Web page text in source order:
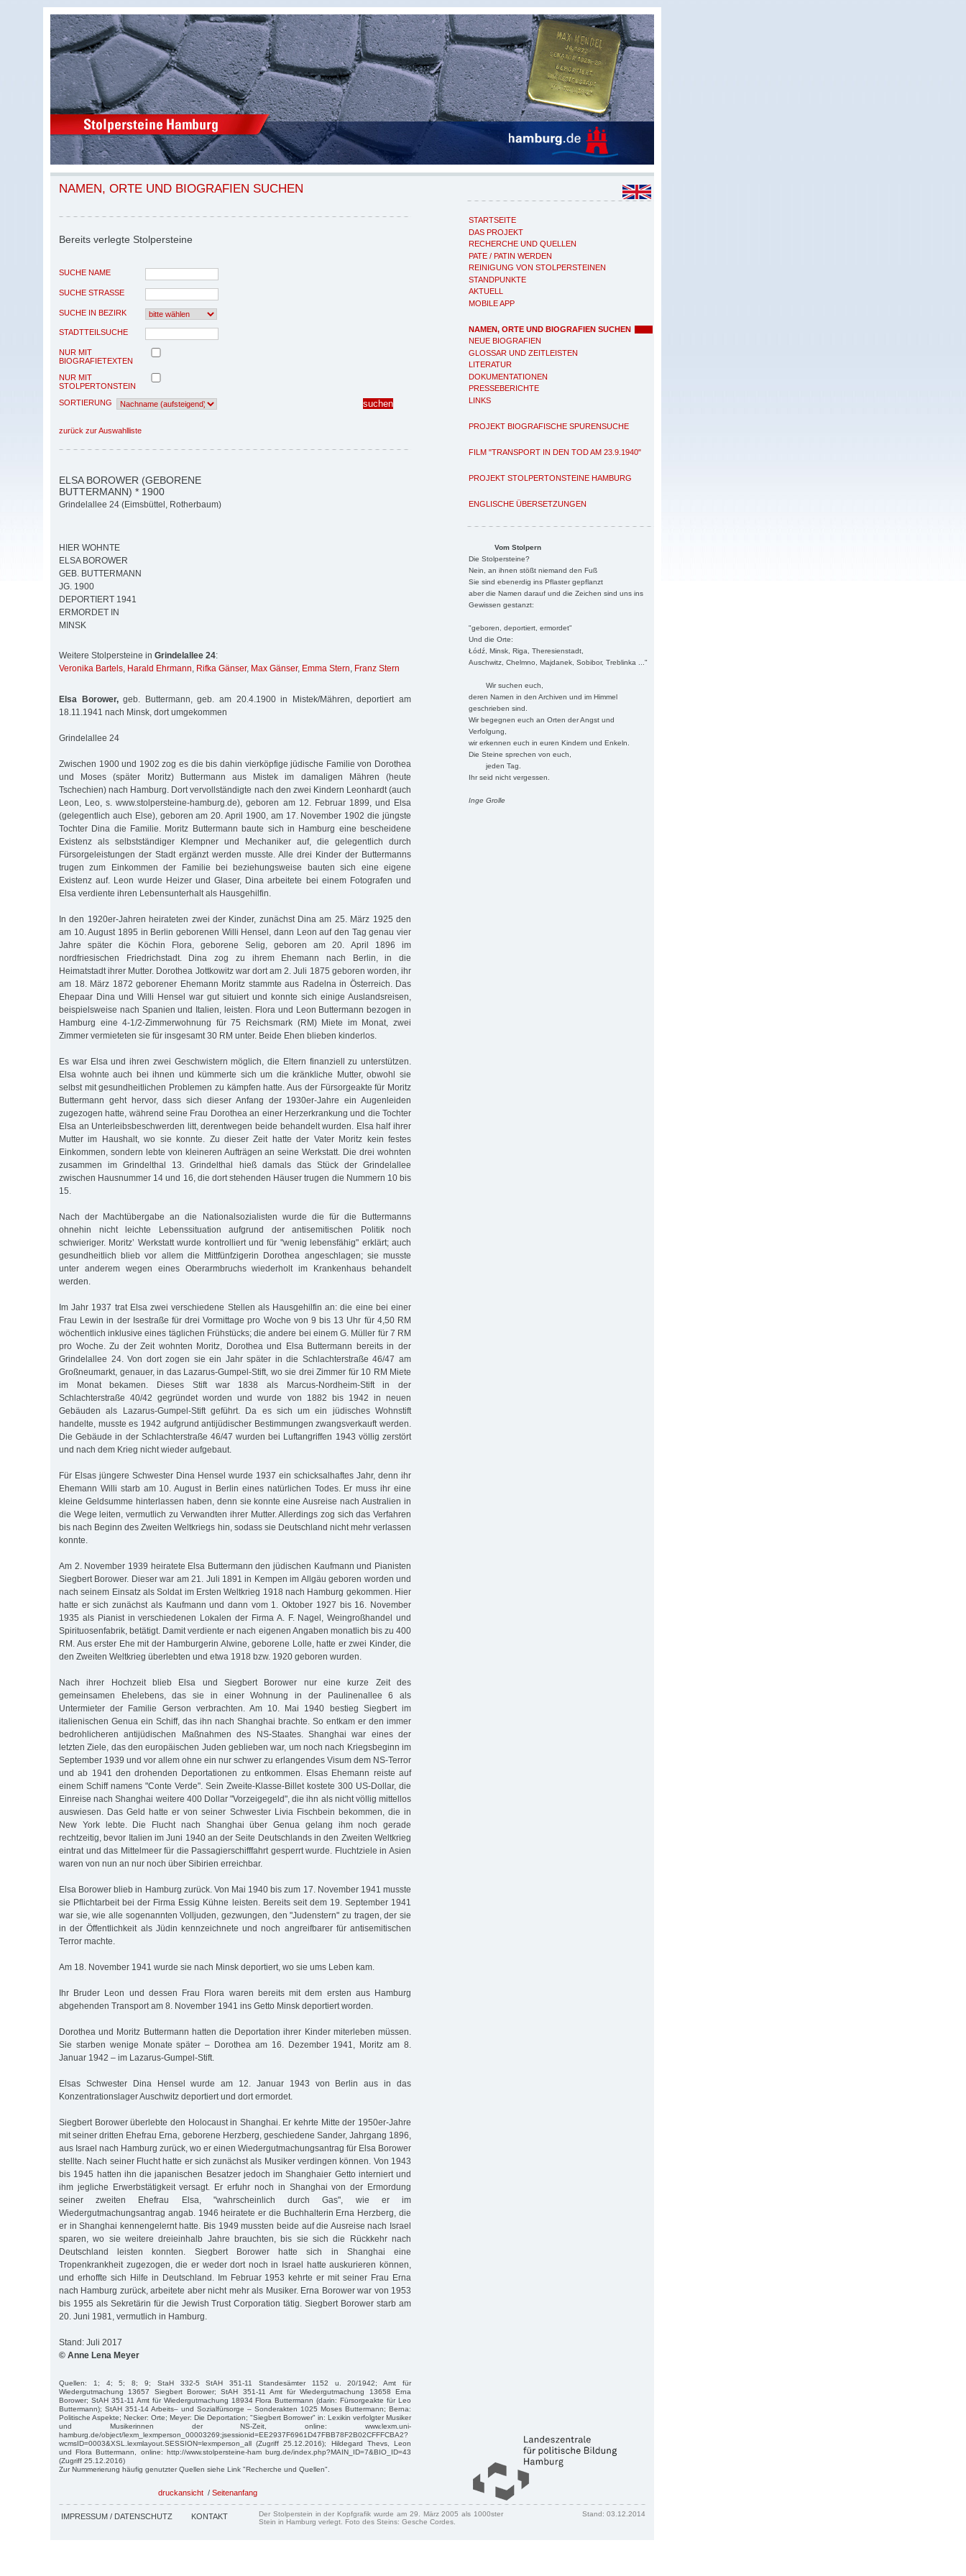
STARTSEITE
DAS PROJEKT
RECHERCHE UND QUELLEN
PATE / PATIN WERDEN
REINIGUNG VON STOLPERSTEINEN
STANDPUNKTE
AKTUELL
MOBILE APP
NAMEN, ORTE UND BIOGRAFIEN SUCHEN
NEUE BIOGRAFIEN
GLOSSAR UND ZEITLEISTEN
LITERATUR
DOKUMENTATIONEN
PRESSEBERICHTE
LINKS
PROJEKT BIOGRAFISCHE SPURENSUCHE
FILM "TRANSPORT IN DEN TOD AM 23.9.1940"
PROJEKT STOLPERTONSTEINE HAMBURG
ENGLISCHE ÜBERSETZUNGEN
Vom Stolpern
Die Stolpersteine?
Nein, an ihnen stößt niemand den Fuß
Sie sind ebenerdig ins Pflaster gepflanzt
aber die Namen darauf und die Zeichen sind uns ins
Gewissen gestanzt:
"geboren, deportiert, ermordet"
Und die Orte:
Łódź, Minsk, Riga, Theresienstadt,
Auschwitz, Chelmno, Majdanek, Sobibor, Treblinka ..."
Wir suchen euch,
deren Namen in den Archiven und im Himmel
geschrieben sind.
Wir begegnen euch an Orten der Angst und
Verfolgung,
wir erkennen euch in euren Kindern und Enkeln.
Die Steine sprechen von euch,
jeden Tag.
Ihr seid nicht vergessen.
Inge Grolle
NAMEN, ORTE UND BIOGRAFIEN SUCHEN
Bereits verlegte Stolpersteine
SUCHE NAME
SUCHE STRASSE
SUCHE IN BEZIRK
STADTTEILSUCHE
NUR MIT
BIOGRAFIETEXTEN
NUR MIT
STOLPERTONSTEIN
SORTIERUNG
zurück zur Auswahlliste
ELSA BOROWER (GEBORENE
BUTTERMANN) * 1900
Grindelallee 24 (Eimsbüttel, Rotherbaum)
HIER WOHNTE
ELSA BOROWER
GEB. BUTTERMANN
JG. 1900
DEPORTIERT 1941
ERMORDET IN
MINSK
Weitere Stolpersteine in Grindelallee 24:
Veronika Bartels, Harald Ehrmann, Rifka Gänser, Max Gänser, Emma Stern, Franz Stern
Elsa Borower,geb. Buttermann, geb. am 20.4.1900 in Mistek/Mähren, deportiert am
18.11.1941 nach Minsk, dort umgekommen
Grindelallee 24
Zwischen 1900 und 1902 zog es die bis dahin vierköpfige jüdische Familie von Dorothea
und Moses (später Moritz) Buttermann aus Mistek im damaligen Mähren (heute
Tschechien) nach Hamburg. Dort vervollständigte nach den zwei Kindern Leonhardt (auch
Leon, Leo, s. www.stolpersteine-hamburg.de), geboren am 12. Februar 1899, und Elsa
(gelegentlich auch Else), geboren am 20. April 1900, am 17. November 1902 die jüngste
Tochter Dina die Familie. Moritz Buttermann baute sich in Hamburg eine bescheidene
Existenz als selbstständiger Klempner und Mechaniker auf, die gelegentlich durch
Fürsorgeleistungen der Stadt ergänzt werden musste. Alle drei Kinder der Buttermanns
trugen zum Einkommen der Familie bei beziehungsweise bauten sich eine eigene
Existenz auf. Leon wurde Heizer und Glaser, Dina arbeitete bei einem Fotografen und
Elsa verdiente ihren Lebensunterhalt als Hausgehilfin.
In den 1920er-Jahren heirateten zwei der Kinder, zunächst Dina am 25. März 1925 den
am 10. August 1895 in Berlin geborenen Willi Hensel, dann Leon auf den Tag genau vier
Jahre später die Köchin Flora, geborene Selig, geboren am 20. April 1896 im
nordfriesischen Friedrichstadt. Dina zog zu ihrem Ehemann nach Berlin, in die
Heimatstadt ihrer Mutter. Dorothea Jottkowitz war dort am 2. Juli 1875 geboren worden, ihr
am 18. März 1872 geborener Ehemann Moritz stammte aus Radelna in Österreich. Das
Ehepaar Dina und Willi Hensel war gut situiert und konnte sich einige Auslandsreisen,
beispielsweise nach Spanien und Italien, leisten. Flora und Leon Buttermann bezogen in
Hamburg eine 4-1/2-Zimmerwohnung für 75 Reichsmark (RM) Miete im Monat, zwei
Zimmer vermieteten sie für insgesamt 30 RM unter. Beide Ehen blieben kinderlos.
Es war Elsa und ihren zwei Geschwistern möglich, die Eltern finanziell zu unterstützen.
Elsa wohnte auch bei ihnen und kümmerte sich um die kränkliche Mutter, obwohl sie
selbst mit gesundheitlichen Problemen zu kämpfen hatte. Aus der Fürsorgeakte für Moritz
Buttermann geht hervor, dass sich dieser Anfang der 1930er-Jahre ein Augenleiden
zugezogen hatte, während seine Frau Dorothea an einer Herzerkrankung und die Tochter
Elsa an Unterleibsbeschwerden litt, derentwegen beide behandelt wurden. Elsa half ihrer
Mutter im Haushalt, wo sie konnte. Zu dieser Zeit hatte der Vater Moritz kein festes
Einkommen, sondern lebte von kleineren Aufträgen an seine Werkstatt. Die drei wohnten
zusammen im Grindelthal 13. Grindelthal hieß damals das Stück der Grindelallee
zwischen Hausnummer 14 und 16, die dort stehenden Häuser trugen die Nummern 10 bis
15.
Nach der Machtübergabe an die Nationalsozialisten wurde die für die Buttermanns
ohnehin nicht leichte Lebenssituation aufgrund der antisemitischen Politik noch
schwieriger. Moritz’ Werkstatt wurde kontrolliert und für "wenig lebensfähig" erklärt; auch
gesundheitlich blieb vor allem die Mittfünfzigerin Dorothea angeschlagen; sie musste
unter anderem wegen eines Oberarmbruchs wiederholt im Krankenhaus behandelt
werden.
Im Jahr 1937 trat Elsa zwei verschiedene Stellen als Hausgehilfin an: die eine bei einer
Frau Lewin in der Isestraße für drei Vormittage pro Woche von 9 bis 13 Uhr für 4,50 RM
wöchentlich inklusive eines täglichen Frühstücks; die andere bei einem G. Müller für 7 RM
pro Woche. Zu der Zeit wohnten Moritz, Dorothea und Elsa Buttermann bereits in der
Grindelallee 24. Von dort zogen sie ein Jahr später in die Schlachterstraße 46/47 am
Großneumarkt, genauer, in das Lazarus-Gumpel-Stift, wo sie drei Zimmer für 10 RM Miete
im Monat bekamen. Dieses Stift war 1838 als Marcus-Nordheim-Stift in der
Schlachterstraße 40/42 gegründet worden und wurde von 1882 bis 1942 in neuen
Gebäuden als Lazarus-Gumpel-Stift geführt. Da es sich um ein jüdisches Wohnstift
handelte, musste es 1942 aufgrund antijüdischer Bestimmungen zwangsverkauft werden.
Die Gebäude in der Schlachterstraße 46/47 wurden bei Luftangriffen 1943 völlig zerstört
und nach dem Krieg nicht wieder aufgebaut.
Für Elsas jüngere Schwester Dina Hensel wurde 1937 ein schicksalhaftes Jahr, denn ihr
Ehemann Willi starb am 10. August in Berlin eines natürlichen Todes. Er muss ihr eine
kleine Geldsumme hinterlassen haben, denn sie konnte eine Ausreise nach Australien in
die Wege leiten, vermutlich zu Verwandten ihrer Mutter. Allerdings zog sich das Verfahren
bis nach Beginn des Zweiten Weltkriegs hin, sodass sie Deutschland nicht mehr verlassen
konnte.
Am 2. November 1939 heiratete Elsa Buttermann den jüdischen Kaufmann und Pianisten
Siegbert Borower. Dieser war am 21. Juli 1891 in Kempen im Allgäu geboren worden und
nach seinem Einsatz als Soldat im Ersten Weltkrieg 1918 nach Hamburg gekommen. Hier
hatte er sich zunächst als Kaufmann und dann vom 1. Oktober 1927 bis 16. November
1935 als Pianist in verschiedenen Lokalen der Firma A. F. Nagel, Weingroßhandel und
Spirituosenfabrik, betätigt. Damit verdiente er nach eigenen Angaben monatlich bis zu 400
RM. Aus erster Ehe mit der Hamburgerin Alwine, geborene Lolle, hatte er zwei Kinder, die
den Zweiten Weltkrieg überlebten und etwa 1918 bzw. 1920 geboren wurden.
Nach ihrer Hochzeit blieb Elsa und Siegbert Borower nur eine kurze Zeit des
gemeinsamen Ehelebens, das sie in einer Wohnung in der Paulinenallee 6 als
Untermieter der Familie Gerson verbrachten. Am 10. Mai 1940 bestieg Siegbert im
italienischen Genua ein Schiff, das ihn nach Shanghai brachte. So entkam er den immer
bedrohlicheren antijüdischen Maßnahmen des NS-Staates. Shanghai war eines der
letzten Ziele, das den europäischen Juden geblieben war, um noch nach Kriegsbeginn im
September 1939 und vor allem ohne ein nur schwer zu erlangendes Visum dem NS-Terror
und ab 1941 den drohenden Deportationen zu entkommen. Elsas Ehemann reiste auf
einem Schiff namens "Conte Verde". Sein Zweite-Klasse-Billet kostete 300 US-Dollar, die
Einreise nach Shanghai weitere 400 Dollar "Vorzeigegeld", die ihn als nicht völlig mittellos
auswiesen. Das Geld hatte er von seiner Schwester Livia Fischbein bekommen, die in
New York lebte. Die Flucht nach Shanghai über Genua gelang ihm noch gerade
rechtzeitig, bevor Italien im Juni 1940 an der Seite Deutschlands in den Zweiten Weltkrieg
eintrat und das Mittelmeer für die Passagierschifffahrt gesperrt wurde. Fluchtziele in Asien
waren von nun an nur noch über Sibirien erreichbar.
Elsa Borower blieb in Hamburg zurück. Von Mai 1940 bis zum 17. November 1941 musste
sie Pflichtarbeit bei der Firma Essig Kühne leisten. Bereits seit dem 19. September 1941
war sie, wie alle sogenannten Volljuden, gezwungen, den "Judenstern" zu tragen, der sie
in der Öffentlichkeit als Jüdin kennzeichnete und noch angreifbarer für antisemitischen
Terror machte.
Am 18. November 1941 wurde sie nach Minsk deportiert, wo sie ums Leben kam.
Ihr Bruder Leon und dessen Frau Flora waren bereits mit dem ersten aus Hamburg
abgehenden Transport am 8. November 1941 ins Getto Minsk deportiert worden.
Dorothea und Moritz Buttermann hatten die Deportation ihrer Kinder miterleben müssen.
Sie starben wenige Monate später – Dorothea am 16. Dezember 1941, Moritz am 8.
Januar 1942 – im Lazarus-Gumpel-Stift.
Elsas Schwester Dina Hensel wurde am 12. Januar 1943 von Berlin aus in das
Konzentrationslager Auschwitz deportiert und dort ermordet.
Siegbert Borower überlebte den Holocaust in Shanghai. Er kehrte Mitte der 1950er-Jahre
mit seiner dritten Ehefrau Erna, geborene Herzberg, geschiedene Sander, Jahrgang 1896,
aus Israel nach Hamburg zurück, wo er einen Wiedergutmachungsantrag für Elsa Borower
stellte. Nach seiner Flucht hatte er sich zunächst als Musiker verdingen können. Von 1943
bis 1945 hatten ihn die japanischen Besatzer jedoch im Shanghaier Getto interniert und
ihm jegliche Erwerbstätigkeit versagt. Er erfuhr noch in Shanghai von der Ermordung
seiner zweiten Ehefrau Elsa, "wahrscheinlich durch Gas", wie er im
Wiedergutmachungsantrag angab. 1946 heiratete er die Buchhalterin Erna Herzberg, die
er in Shanghai kennengelernt hatte. Bis 1949 mussten beide auf die Ausreise nach Israel
sparen, wo sie weitere dreieinhalb Jahre brauchten, bis sie sich die Rückkehr nach
Deutschland leisten konnten. Siegbert Borower hatte sich in Shanghai eine
Tropenkrankheit zugezogen, die er weder dort noch in Israel hatte auskurieren können,
und erhoffte sich Hilfe in Deutschland. Im Februar 1953 kehrte er mit seiner Frau Erna
nach Hamburg zurück, arbeitete aber nicht mehr als Musiker. Erna Borower war von 1953
bis 1955 als Sekretärin für die Jewish Trust Corporation tätig. Siegbert Borower starb am
20. Juni 1981, vermutlich in Hamburg.
Stand: Juli 2017
© Anne Lena Meyer
Quellen: 1; 4; 5; 8; 9; StaH 332-5 StAH 351-11 Standesämter 1152 u. 20/1942; Amt für
Wiedergutmachung 13657 Siegbert Borower; StAH 351-11 Amt für Wiedergutmachung 13658 Erna
Borower; StAH 351-11 Amt für Wiedergutmachung 18934 Flora Buttermann (darin: Fürsorgeakte für Leo
Buttermann); StAH 351-14 Arbeits– und Sozialfürsorge – Sonderakten 1025 Moses Buttermann; Berna:
Politische Aspekte; Necker: Orte; Meyer: Die Deportation; "Siegbert Borrower" in: Lexikin verfolgter Musiker
und Musikerinnen der NS-Zeit, online: www.lexm.uni-
hamburg.de/object/lexm_lexmperson_00003269;jsessionid=EE2937F6961D47FBB78F2B02CFFFCBA2?
wcmsID=0003&XSL.lexmlayout.SESSION=lexmperson_all (Zugriff 25.12.2016); Hildegard Thevs, Leon
und Flora Buttermann, online: http://www.stolpersteine-ham burg.de/index.php?MAIN_ID=7&BIO_ID=43
(Zugriff 25.12.2016)
Zur Nummerierung häufig genutzter Quellen siehe Link "Recherche und Quellen".
druckansicht / Seitenanfang
IMPRESSUM / DATENSCHUTZ KONTAKT
Der Stolperstein in der Kopfgrafik wurde am 29. März 2005 als 1000ster
Stein in Hamburg verlegt. Foto des Steins: Gesche Cordes.
Stand: 03.12.2014